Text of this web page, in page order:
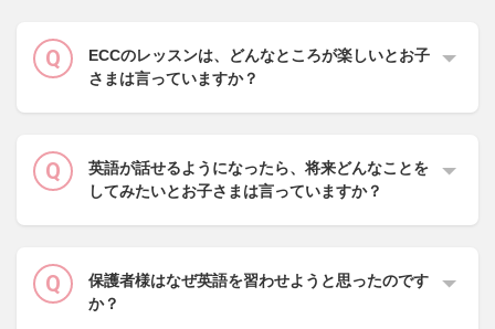
ECCのレッスンは、どんなところが楽しいとお子
さまは言っていますか？
英語が話せるようになったら、将来どんなことを
してみたいとお子さまは言っていますか？
保護者様はなぜ英語を習わせようと思ったのです
か？